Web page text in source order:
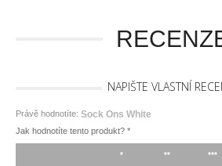
NAPIŠTE VLASTNÍ
Právě hodnotíte: Sock Ons White
Jak hodnotíte tento produkt? *
* ** ***